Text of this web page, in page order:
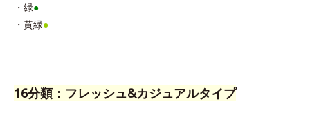
・緑●
・黄緑●
16分類：フレッシュ&カジュアルタイプ